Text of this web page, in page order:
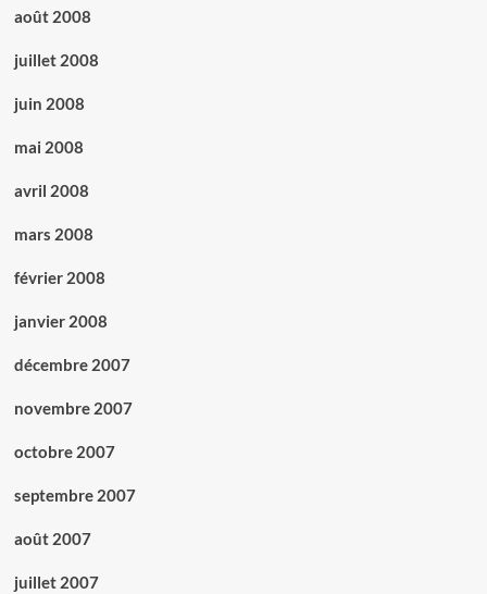
août 2008
juillet 2008
juin 2008
mai 2008
avril 2008
mars 2008
février 2008
janvier 2008
décembre 2007
novembre 2007
octobre 2007
septembre 2007
août 2007
juillet 2007